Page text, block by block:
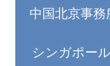
中国北京事
シンガポー